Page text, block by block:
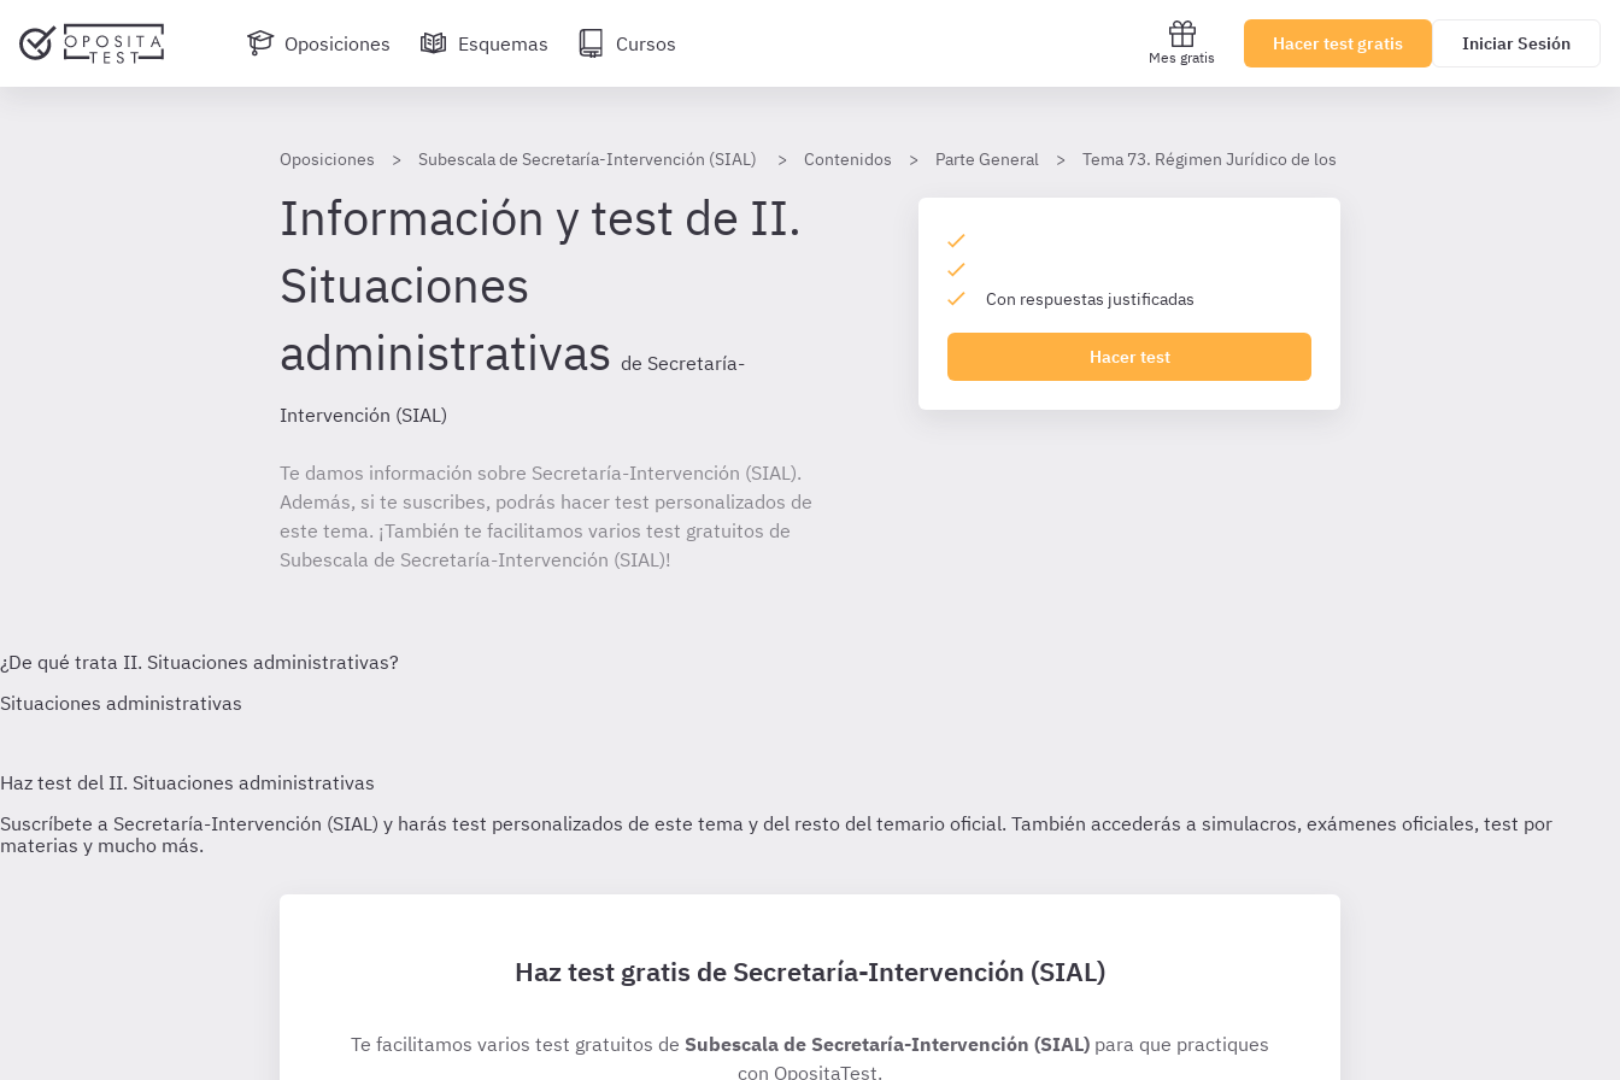
Oposiciones Esquemas Cursos
Mes gratis
Hacer test gratis Iniciar Sesión
Oposiciones Subescala de Secretaría-Intervención (SIAL) Contenidos Parte General Tema 73. Régimen Jurídico de los funcionarios de habilitación con
Información y test de II.
Situaciones
administrativas de Secretaría-
Intervención (SIAL)
Te damos información sobre Secretaría-Intervención (SIAL).
Además, si te suscribes, podrás hacer test personalizados de
este tema. ¡También te facilitamos varios test gratuitos de
Subescala de Secretaría-Intervención (SIAL)!
Con respuestas justificadas
Hacer test
Haz test gratis de Secretaría-Intervención (SIAL)
Te facilitamos varios test gratuitos de Subescala de Secretaría-Intervención (SIAL) para que practiques
con OpositaTest.